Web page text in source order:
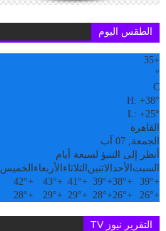
الطقس اليوم
+
35
°
C
H:+38°
L:+25°
القاهرة
الجمعة, 07 آب
أنظر إلى التنبؤ لسبعة أيام
السبت الأحدالاثنين الثلاثاء الأربعاء الخميس
+
39°
+
38°
+
39°
+
41°
+
43°
+
42°
+
26°
+
26°
+
28°
+
29°
+
29°
+
28°
التقرير نيوز TV